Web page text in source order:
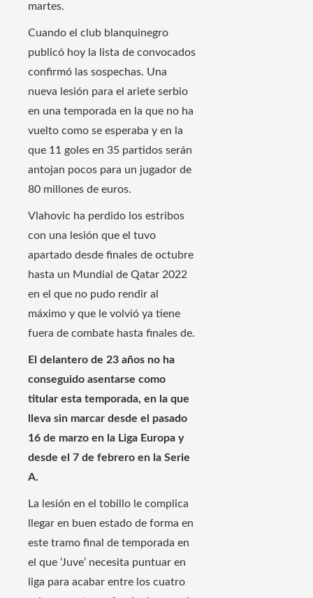
martes.
Cuando el club blanquinegro
publicó hoy la lista de convocados
confirmó las sospechas. Una
nueva lesión para el ariete serbio
en una temporada en la que no ha
vuelto como se esperaba y en la
que 11 goles en 35 partidos serán
antojan pocos para un jugador de
80 millones de euros.
Vlahovic ha perdido los estribos
con una lesión que el tuvo
apartado desde finales de octubre
hasta un Mundial de Qatar 2022
en el que no pudo rendir al
máximo y que le volvió ya tiene
fuera de combate hasta finales de.
El delantero de 23 años no ha
conseguido asentarse como
titular esta temporada, en la que
lleva sin marcar desde el pasado
16 de marzo en la Liga Europa y
desde el 7 de febrero en la Serie
A.
La lesión en el tobillo le complica
llegar en buen estado de forma en
este tramo final de temporada en
el que ‘Juve’ necesita puntuar en
liga para acabar entre los cuatro